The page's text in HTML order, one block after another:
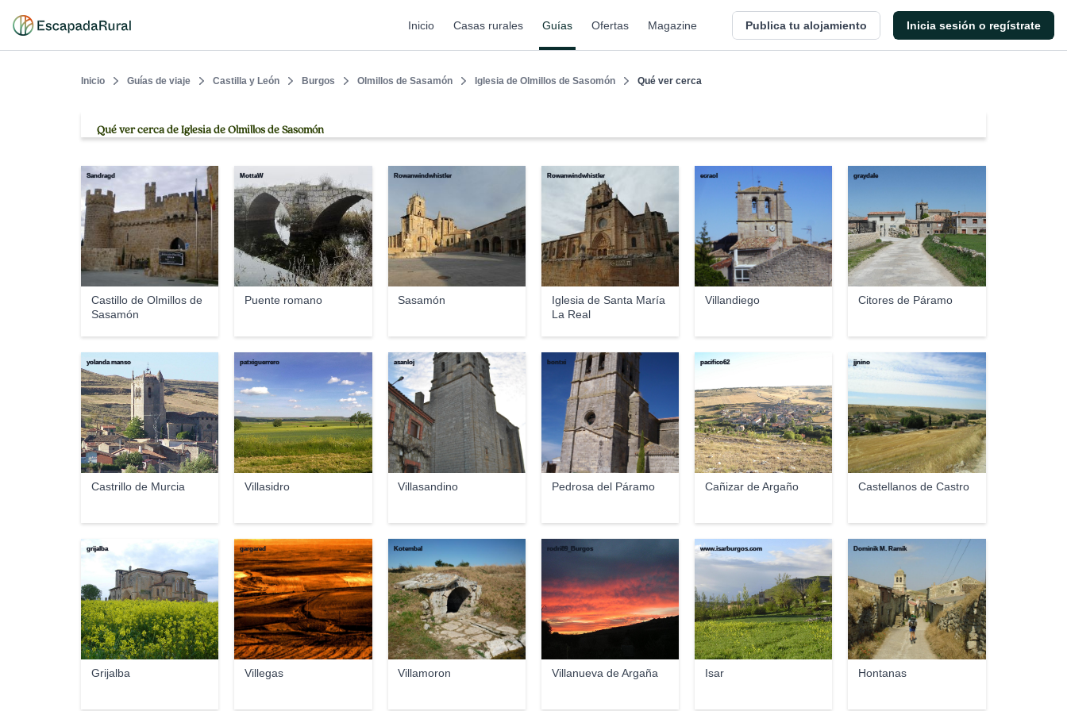
Inicio Casas rurales Guías Ofertas Magazine Publica tu alojamiento Inicia sesión o regístrate
Inicio Guías de viaje Castilla y León Burgos Olmillos de Sasamón Iglesia de Olmillos de Sasomón Qué ver cerca
Qué ver cerca de Iglesia de Olmillos de Sasomón
Castillo de Olmillos de
Sasamón
Sandragd
Puente romano
MottaW
Sasamón
Rowanwindwhistler
Iglesia de Santa María
La Real
Rowanwindwhistler
Villandiego
ecraol
Citores de Páramo
graydale
Castrillo de Murcia
yolanda manso
Villasidro
patxiguerrero
Villasandino
asanloj
Pedrosa del Páramo
bontxi
Cañizar de Argaño
pacifico62
Castellanos de Castro
jjnino
Grijalba
grijalba
Villegas
gargared
Villamoron
Kotembal
Villanueva de Argaña
rodri89_Burgos
Isar
www.isarburgos.com
Hontanas
Dominik M. Ramík